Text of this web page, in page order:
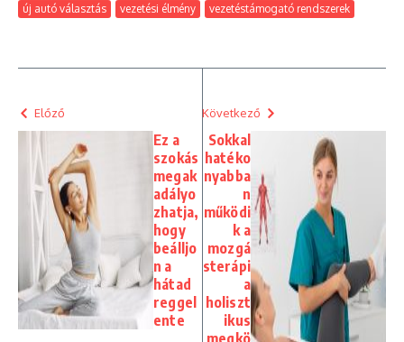
új autó választás
vezetési élmény vezetéstámogató rendszerek
Előző
Ez a
szokás
megak
adályo
zhatja,
hogy
beálljo
n a
hátad
reggel
ente
Következő
Sokkal
hatéko
nyabba
n
működi
k a
mozgá
sterápi
a
holiszt
ikus
megkö